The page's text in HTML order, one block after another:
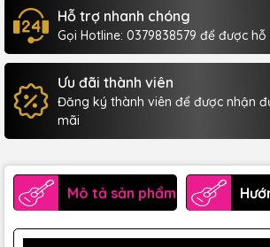
Hỗ trợ nhanh chóng
Gọi Hotline: 0379838579 để được
Ưu đãi thành viên
Đăng ký thành viên để được nhận
mãi
Mô tả sản phẩm